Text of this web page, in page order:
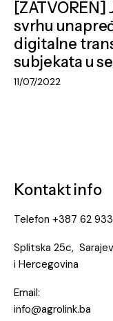
svrhu
digitalne
subjekata u
11/07/2022
Kontakt info
Telefon +387 62
Splitska 25c,
i Hercegovina
Email:
info@agrolink.ba